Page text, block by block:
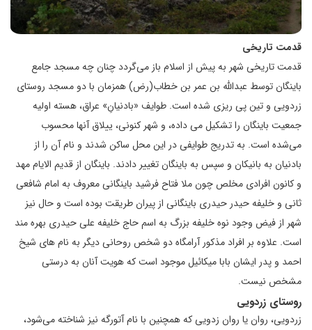
قدمت تاريخی
قدمت‌ تاريخى‌ شهر به‌ پیش از اسلام باز مى‌گردد چنان چه مسجد جامع
باینگان توسط عبدالله بن عمر بن خطاب(رض) همزمان با دو مسجد روستای
زردویی و تین پی ریزی شده است. طوايف‌ «بادنيان‌ِ» عراق‌، هسته اوليه
جمعيت‌ باينگان‌ را تشكيل‌ می داده، و شهر كنونى‌، ييلاق‌ آنها محسوب‌
مى‌شده‌ است‌. به‌ تدريج‌ طوايفى‌ در اين‌ محل‌ ساكن‌ شدند و نام‌ آن‌ را از
بادنيان‌ به‌ بانيكان و سپس به باينگان‌ تغيير دادند. باینگان از قدیم الایام مهد
و کانون افرادی مخلص چون ملا فتاح فرشید باینگانی معروف به امام شافعی
ثانی و خلیفه حیدر حیدری باینگانی از پیران طریقت بوده است و حال نیز
شهر از فیض وجود نوه خلیفه بزرگ به اسم حاج خلیفه علی حیدری بهره مند
است. علاوه بر افراد مذکور آرامگاه دو شخص روحانی دیگر به نام های شیخ
احمد و پدر ایشان بابا میکائیل موجود است که هویت آنان به درستی
مشخص نیست.
روستای زردویی
زردویی، روان یا روان زدویی که همچنین با نام آتورگه نیز شناخته می‌شود،